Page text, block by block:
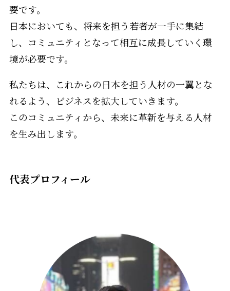
要です。
日本においても、将来を担う若者が一手に集結
し、コミュニティとなって相互に成長していく環
境が必要です。
私たちは、これからの日本を担う人材の一翼とな
れるよう、ビジネスを拡大していきます。
このコミュニティから、未来に革新を与える人材
を生み出します。
代表プロフィール